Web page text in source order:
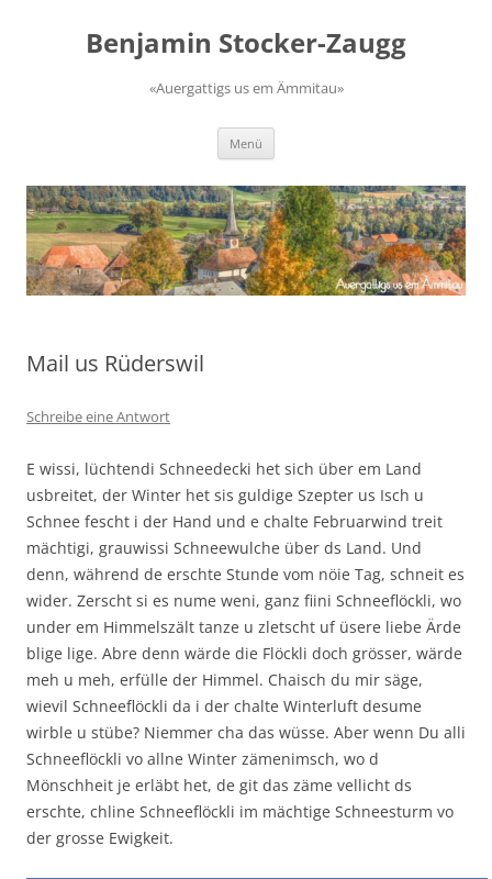
springenBenjamin Stocker-Zaugg
«Auergattigs us em Ämmitau»
Menü
Mail us Rüderswil
Schreibe eine Antwort
E wissi, lüchtendi Schneedecki het sich über em Land
usbreitet, der Winter het sis guldige Szepter us Isch u
Schnee fescht i der Hand und e chalte Februarwind treit
mächtigi, grauwissi Schneewulche über ds Land. Und
denn, während de erschte Stunde vom nöie Tag, schneit es
wider. Zerscht si es nume weni, ganz fiini Schneeflöckli, wo
under em Himmelszält tanze u zletscht uf üsere liebe Ärde
blige lige. Abre denn wärde die Flöckli doch grösser, wärde
meh u meh, erfülle der Himmel. Chaisch du mir säge,
wievil Schneeflöckli da i der chalte Winterluft desume
wirble u stübe? Niemmer cha das wüsse. Aber wenn Du alli
Schneeflöckli vo allne Winter zämenimsch, wo d
Mönschheit je erläbt het, de git das zäme vellicht ds
erschte, chline Schneeflöckli im mächtige Schneesturm vo
der grosse Ewigkeit.